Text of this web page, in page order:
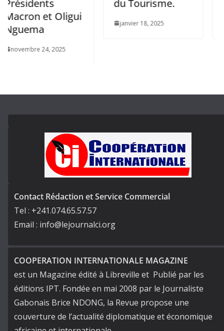
et Oligui
24, 2025
du Tourisme.
janvier 18, 2025
Contact Rédaction et Service Commercial
Tel : +241.074.65.57.57
Email : info@lejournalci.org
COOPERATION INTERNATIONALE MAGAZINE
est un Magazine édité à Libreville et Publié par les
éditions IPT. Fondée en mai 2008 par le Journaliste
Gabonais Brice NDONG, la Revue propose une
couverture de l’actualité diplomatique et économique